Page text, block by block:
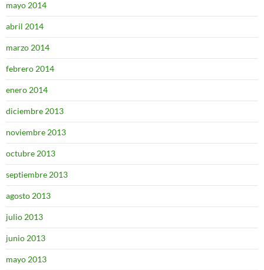
mayo 2014
abril 2014
marzo 2014
febrero 2014
enero 2014
diciembre 2013
noviembre 2013
octubre 2013
septiembre 2013
agosto 2013
julio 2013
junio 2013
mayo 2013